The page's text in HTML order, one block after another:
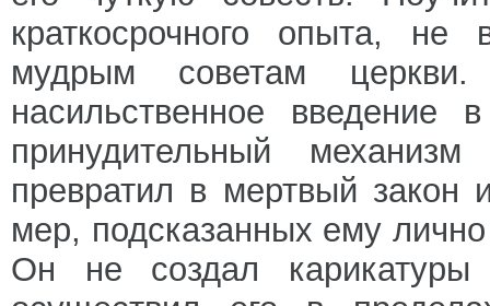
краткосрочного опыта, не
мудрым советам церкви.
насильственное введение
принудительный
превратил в мертвый закон
мер, подсказанных ему
Он не создал карикатуры